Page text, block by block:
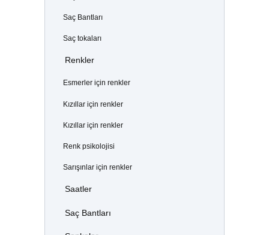
Saç Bantları
Saç tokaları
Renkler
Esmerler için renkler
Kızıllar için renkler
Kızıllar için renkler
Renk psikolojisi
Sarışınlar için renkler
Saatler
Saç Bantları